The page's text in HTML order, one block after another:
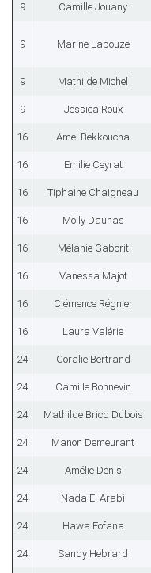
9 Camille Jouany
9 Marine Lapouze
9 Mathilde Michel
9 Jessica Roux
16 Amel Bekkoucha
16 Emilie Ceyrat
16 Tiphaine Chaigneau
16 Molly Daunas
16 Mélanie Gaborit
16 Vanessa Majot
16 Clémence Régnier
16 Laura Valérie
24 Coralie Bertrand
24 Camille Bonnevin
24 Mathilde Bricq Dubois
24 Manon Demeurant
24 Amélie Denis
24 Nada El Arabi
24 Hawa Fofana
24 Sandy Hebrard